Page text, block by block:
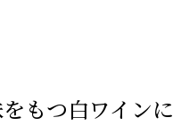
もつ白ワインに